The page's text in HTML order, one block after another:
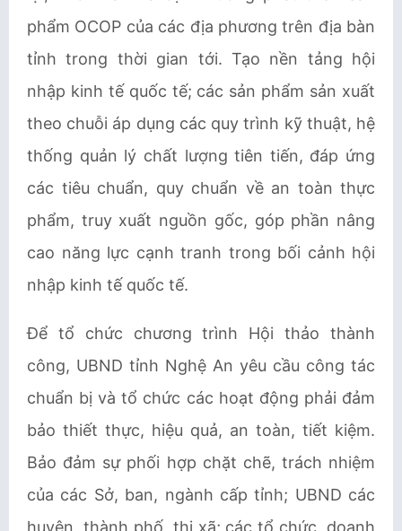
phẩm OCOP của các địa phương trên địa bàn
tỉnh trong thời gian tới. Tạo nền tảng hội
nhập kinh tế quốc tế; các sản phẩm sản xuất
theo chuỗi áp dụng các quy trình kỹ thuật, hệ
thống quản lý chất lượng tiên tiến, đáp ứng
các tiêu chuẩn, quy chuẩn về an toàn thực
phẩm, truy xuất nguồn gốc, góp phần nâng
cao năng lực cạnh tranh trong bối cảnh hội
nhập kinh tế quốc tế.
Để tổ chức chương trình Hội thảo thành
công, UBND tỉnh Nghệ An yêu cầu công tác
chuẩn bị và tổ chức các hoạt động phải đảm
bảo thiết thực, hiệu quả, an toàn, tiết kiệm.
Bảo đảm sự phối hợp chặt chẽ, trách nhiệm
của các Sở, ban, ngành cấp tỉnh; UBND các
huyện, thành phố, thị xã; các tổ chức, doanh